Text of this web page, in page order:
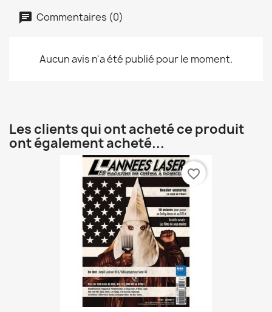
Commentaires (0)
Aucun avis n'a été publié pour le moment.
Les clients qui ont acheté ce produit
ont également acheté...
favorite_border